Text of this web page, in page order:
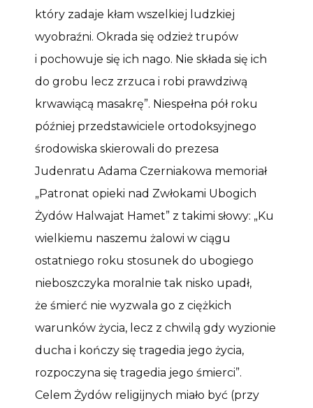
który zadaje kłam wszelkiej ludzkiej
wyobraźni. Okrada się odzież trupów
i pochowuje się ich nago. Nie składa się ich
do grobu lecz zrzuca i robi prawdziwą
krwawiącą masakrę”. Niespełna pół roku
później przedstawiciele ortodoksyjnego
środowiska skierowali do prezesa
Judenratu Adama Czerniakowa memoriał
„Patronat opieki nad Zwłokami Ubogich
Żydów Halwajat Hamet” z takimi słowy: „Ku
wielkiemu naszemu żalowi w ciągu
ostatniego roku stosunek do ubogiego
nieboszczyka moralnie tak nisko upadł,
że śmierć nie wyzwala go z ciężkich
warunków życia, lecz z chwilą gdy wyzionie
ducha i kończy się tragedia jego życia,
rozpoczyna się tragedia jego śmierci”.
Celem Żydów religijnych miało być (przy